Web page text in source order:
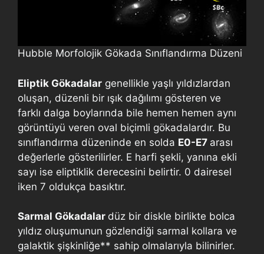
Hubble Morfolojik Gökada Sınıflandırma Düzeni
Eliptik Gökadalar genellikle yaşlı yıldızlardan
oluşan, düzenli bir ışık dağılımı gösteren ve
farklı dalga boylarında bile hemen hemen aynı
görüntüyü veren oval biçimli gökadalardır. Bu
sınıflandırma düzeninde en solda E0-E7 arası
değerlerle gösterilirler. E harfi şekli, yanına ekli
sayı ise eliptiklik derecesini belirtir. 0 dairesel
iken 7 oldukça basıktır.
Sarmal Gökadalar düz bir diskle birlikte bolca
yıldız oluşumunun gözlendiği sarmal kollara ve
galaktik şişkinliğe** sahip olmalarıyla bilinirler.